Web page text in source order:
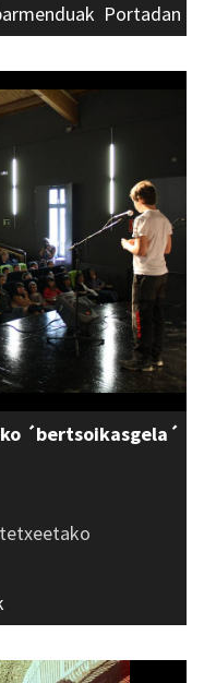
Portadan
´bertsoikasgela´